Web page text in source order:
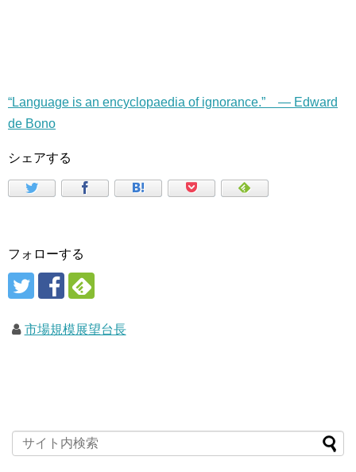
“Language is an encyclopaedia of ignorance.” — Edward
de Bono
シェアする
フォローする
市場規模展望台長